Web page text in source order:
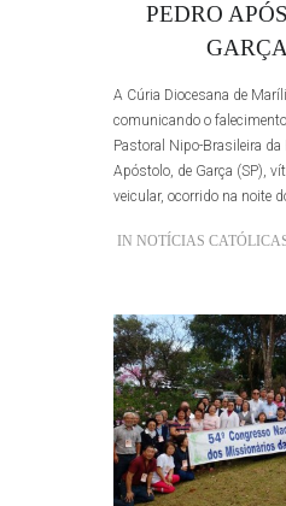
PEDRO
A Cúria Diocesana de
comunicando o
Pastoral Nipo-Brasileira da
Apóstolo, de Garça (SP),
veicular, ocorrido na noite
IN NOTÍCIAS